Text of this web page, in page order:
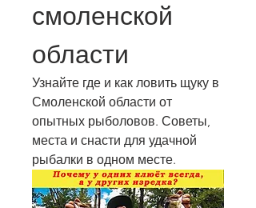
смоленской
области
Узнайте где и как ловить щуку в
Смоленской области от
опытных рыболовов. Советы,
места и снасти для удачной
рыбалки в одном месте.